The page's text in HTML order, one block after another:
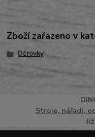
Zboží zařazeno v
Děrovky
Stroje, nářadí,